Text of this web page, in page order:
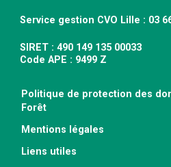
Service gestion CVO Lille : 03
SIRET : 490 149 135 00033
Code APE : 9499 Z
Politique de protection des
Forêt
Mentions légales
Liens utiles